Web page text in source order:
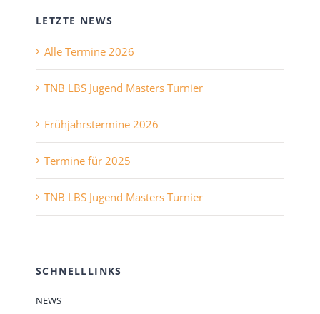
LETZTE NEWS
Alle Termine 2026
TNB LBS Jugend Masters Turnier
Frühjahrstermine 2026
Termine für 2025
TNB LBS Jugend Masters Turnier
SCHNELLLINKS
NEWS